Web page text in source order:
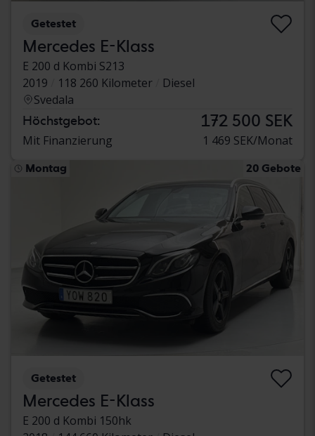
Getestet
Mercedes E-Klass
E 200 d Kombi S213
2019
118 260 Kilometer
Diesel
Svedala
Höchstgebot: 172 500 SEK
Mit Finanzierung 1 469 SEK/Monat
Montag 20 Gebote
Getestet
Mercedes E-Klass
E 200 d Kombi 150hk